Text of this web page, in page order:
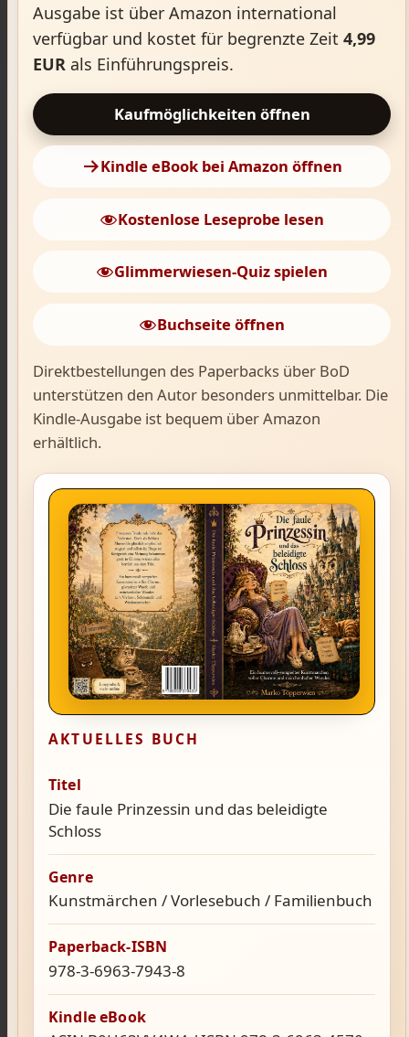
Ausgabe ist über Amazon international
verfügbar und kostet für begrenzte Zeit 4,99
EUR als Einführungspreis.
Kaufmöglichkeiten öffnen
Kindle eBook bei Amazon öffnen
Kostenlose Leseprobe lesen
Glimmerwiesen-Quiz spielen
Buchseite öffnen
Direktbestellungen des Paperbacks über BoD
unterstützen den Autor besonders unmittelbar. Die
Kindle-Ausgabe ist bequem über Amazon
erhältlich.
AKTUELLES BUCH
Titel
Die faule Prinzessin und das beleidigte
Schloss
Genre
Kunstmärchen / Vorlesebuch / Familienbuch
Paperback-ISBN
978-3-6963-7943-8
Kindle eBook